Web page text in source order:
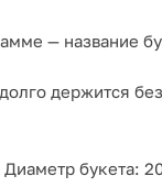
— название
держится
букета: